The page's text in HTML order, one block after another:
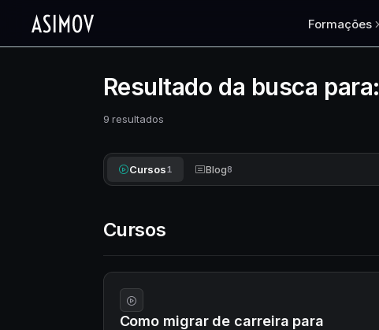
Formações
Resultado da busca para:
9 resultados
Cursos1 Blog8
Cursos
Como migrar de carreira para